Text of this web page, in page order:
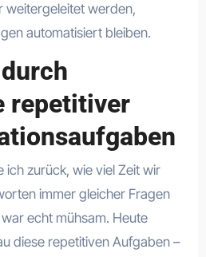
weitergeleitet werden,
automatisiert bleiben.
repetitiver
ich zurück, wie viel Zeit wir
immer gleicher Fragen
echt mühsam. Heute
diese repetitiven Aufgaben –